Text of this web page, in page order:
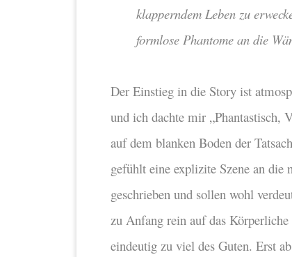
klapperndem Leben zu
formlose Phantome an die
Der Einstieg in die Story ist
und ich dachte mir „Phantastisch,
auf dem blanken Boden der
gefühlt eine explizite Szene an die
geschrieben und sollen wohl
zu Anfang rein auf das
eindeutig zu viel des Guten. Erst